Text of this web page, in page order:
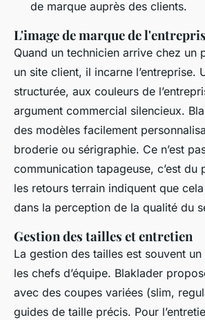
de marque auprès des clients.
L'image de marque de
Quand un technicien arrive chez un
un site client, il incarne l’entreprise.
structurée, aux couleurs de
argument commercial silencieux.
des modèles facilement
broderie ou sérigraphie. Ce n’est
communication tapageuse, c’est du
les retours terrain indiquent que
dans la perception de la qualité du
Gestion des tailles et entretien
La gestion des tailles est souvent
les chefs d’équipe. Blaklader
avec des coupes variées (slim,
guides de taille précis. Pour